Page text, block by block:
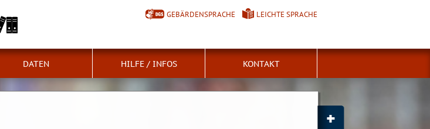
GEBÄRDENSPRACHE LEICHTE SPRACHE
DATEN HILFE / INFOS KONTAKT